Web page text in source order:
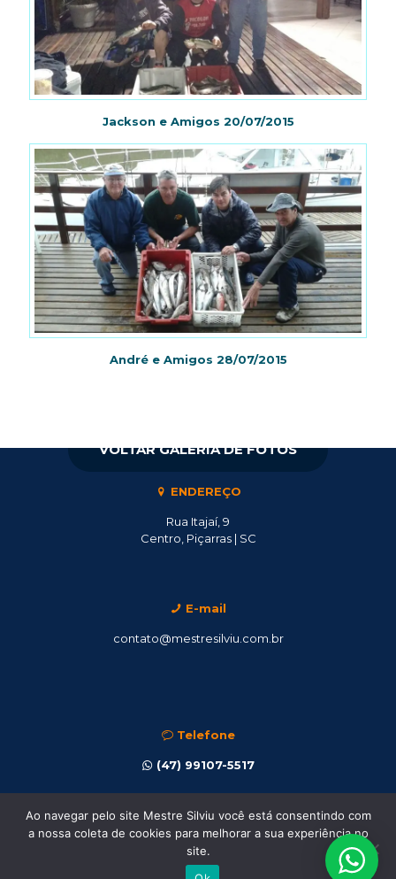
Jackson e Amigos 20/07/2015
André e Amigos 28/07/2015
ENDEREÇO
Rua Itajaí, 9
Centro, Piçarras | SC
E-mail
contato@mestresilviu.com.br
VOLTAR GALERIA DE FOTOS
Telefone
(47) 99107-5517
Ao navegar pelo site Mestre Silviu você está consentindo com
a nossa coleta de cookies para melhorar a sua experiência no
site.